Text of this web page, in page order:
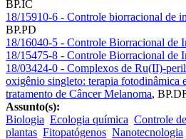
BP.IC
18/15910-6 - Controle biorracional de
BP.PD
18/16040-5 - Controle Biorracional de
18/15475-8 - Controle Biorracional de
18/03424-0 - Complexos de Ru(II)-
oxigênio singleto: terapia fotodinâmica
tratamento de Câncer Melanoma,
Assunto(s):
Biologia Ecologia química Controle
plantas Fitopatógenos Nanotecnologia